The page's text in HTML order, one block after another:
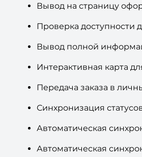
Вывод на страницу
Проверка доступности
Вывод полной
Интерактивная карта
Передача заказа в
Синхронизация
Автоматическая
Автоматическая